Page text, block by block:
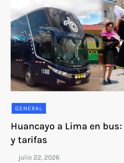
GENERAL
Huancayo a Lima en
y tarifas